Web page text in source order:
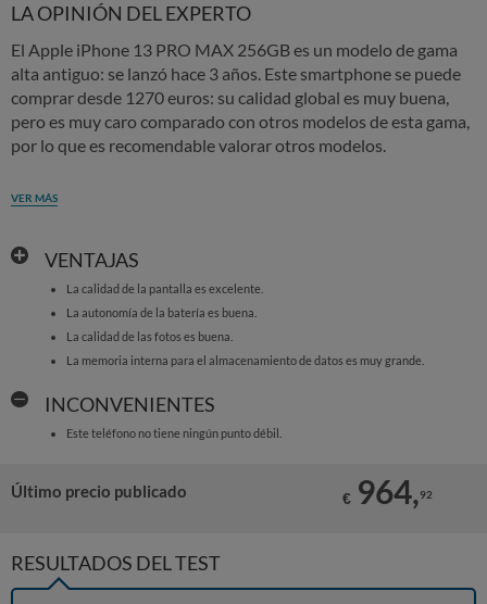
LA OPINIÓN DEL EXPERTO
El Apple iPhone 13 PRO MAX 256GB es un modelo de gama
alta antiguo: se lanzó hace 3 años. Este smartphone se puede
comprar desde 1270 euros: su calidad global es muy buena,
pero es muy caro comparado con otros modelos de esta gama,
por lo que es recomendable valorar otros modelos.
VER MÁS
VENTAJAS
La calidad de la pantalla es excelente.
La autonomía de la batería es buena.
La calidad de las fotos es buena.
La memoria interna para el almacenamiento de datos es muy grande.
INCONVENIENTES
Este teléfono no tiene ningún punto débil.
Último precio publicado € 964,92
RESULTADOS DEL TEST